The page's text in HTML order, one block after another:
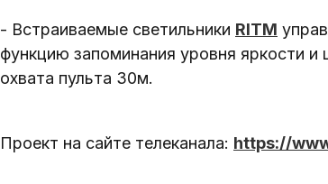
- Встраиваемые светильники RITM
функцию запоминания уровня яркости
охвата пульта 30м.
Проект на сайте телеканала: https://